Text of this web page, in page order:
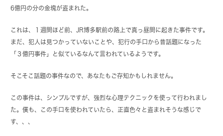
6億円の分の金塊が盗まれた。
これは、１週間ほど前、JR博多駅前の路上で真っ昼間に起きた事件です。
まだ、犯人は見つかっていないことや、犯行の手口から昔話題になった
「３億円事件」と似ているなんて言われているようです。
そこそこ話題の事件なので、あなたもご存知かもしれません。
この事件は、シンプルですが、強烈な心理テクニックを使って行われまし
た。僕も、この手口を使われていたら、正直色々と盗まれそうな感じで
す、、、